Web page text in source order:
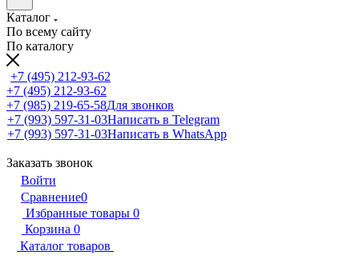
Каталог
По всему сайту
По каталогу
+7 (495) 212-93-62
+7 (495) 212-93-62
+7 (985) 219-65-58Для звонков
+7 (993) 597-31-03Написать в Telegram
+7 (993) 597-31-03Написать в WhatsApp
Заказать звонок
Войти
Сравнение0
Избранные товары 0
Корзина 0
Каталог товаров